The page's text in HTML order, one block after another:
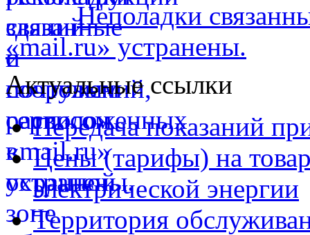
Неполадки
«mail.ru» устранены.
Актуальные ссылки
Передача показаний
Цены (тарифы) на
электрической энергии
Территория